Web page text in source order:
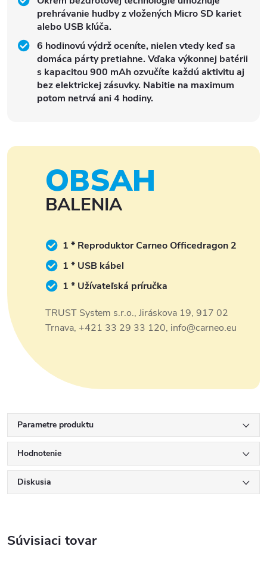
prehrávanie hudby z vložených Micro SD kariet
alebo USB kľúča.
6 hodinovú výdrž oceníte, nielen vtedy keď sa
domáca párty pretiahne. Vďaka výkonnej batérii
s kapacitou 900 mAh ozvučíte každú aktivitu aj
bez elektrickej zásuvky. Nabitie na maximum
potom netrvá ani 4 hodiny.
OBSAH
BALENIA
1 * Reproduktor Carneo Officedragon 2
1 * USB kábel
1 * Užívateľská príručka
TRUST System s.r.o., Jiráskova 19, 917 02
Trnava, +421 33 29 33 120, info@carneo.eu
Parametre produktu
Hodnotenie
Diskusia
Súvisiaci tovar